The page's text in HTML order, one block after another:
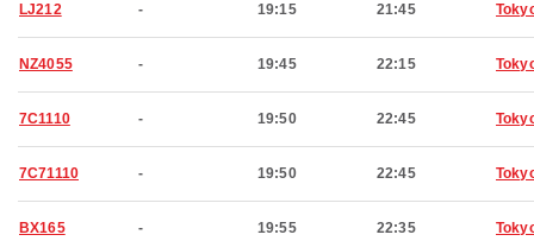
LJ212 - 19:15 21:45
NZ4055 - 19:45 22:15
7C1110 - 19:50 22:45
7C71110 - 19:50 22:45
BX165 - 19:55 22:35